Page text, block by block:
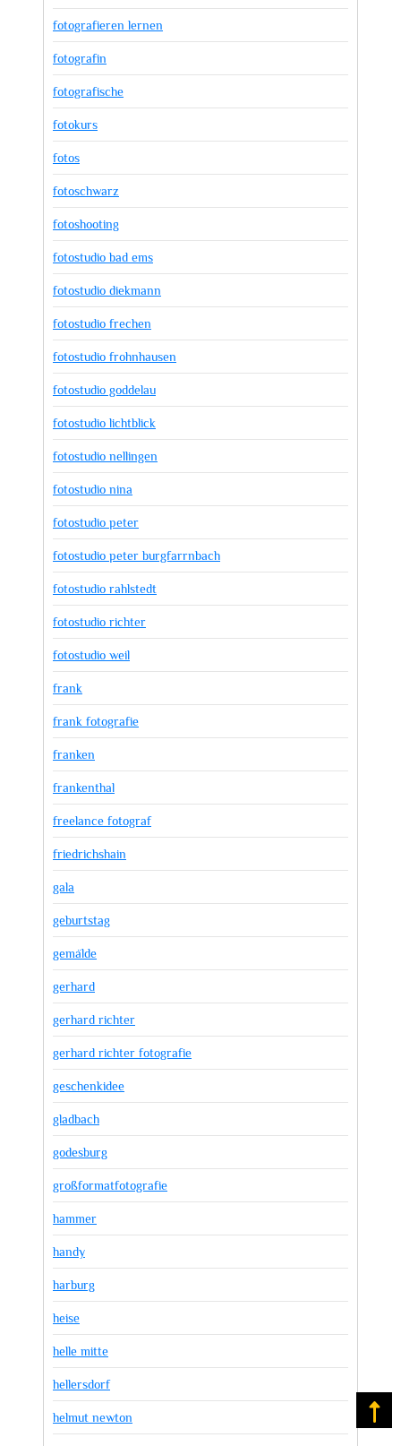
fotografieren lernen
fotografin
fotografische
fotokurs
fotos
fotoschwarz
fotoshooting
fotostudio bad ems
fotostudio diekmann
fotostudio frechen
fotostudio frohnhausen
fotostudio goddelau
fotostudio lichtblick
fotostudio nellingen
fotostudio nina
fotostudio peter
fotostudio peter burgfarrnbach
fotostudio rahlstedt
fotostudio richter
fotostudio weil
frank
frank fotografie
franken
frankenthal
freelance fotograf
friedrichshain
gala
geburtstag
gemälde
gerhard
gerhard richter
gerhard richter fotografie
geschenkidee
gladbach
godesburg
großformatfotografie
hammer
handy
harburg
heise
helle mitte
hellersdorf
helmut newton